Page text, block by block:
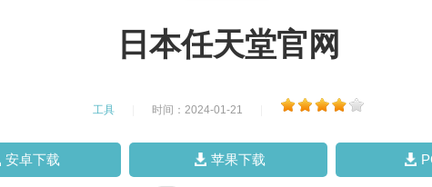
日本任天堂官网
工具 时间：2024-01-21
安卓下载 苹果下载